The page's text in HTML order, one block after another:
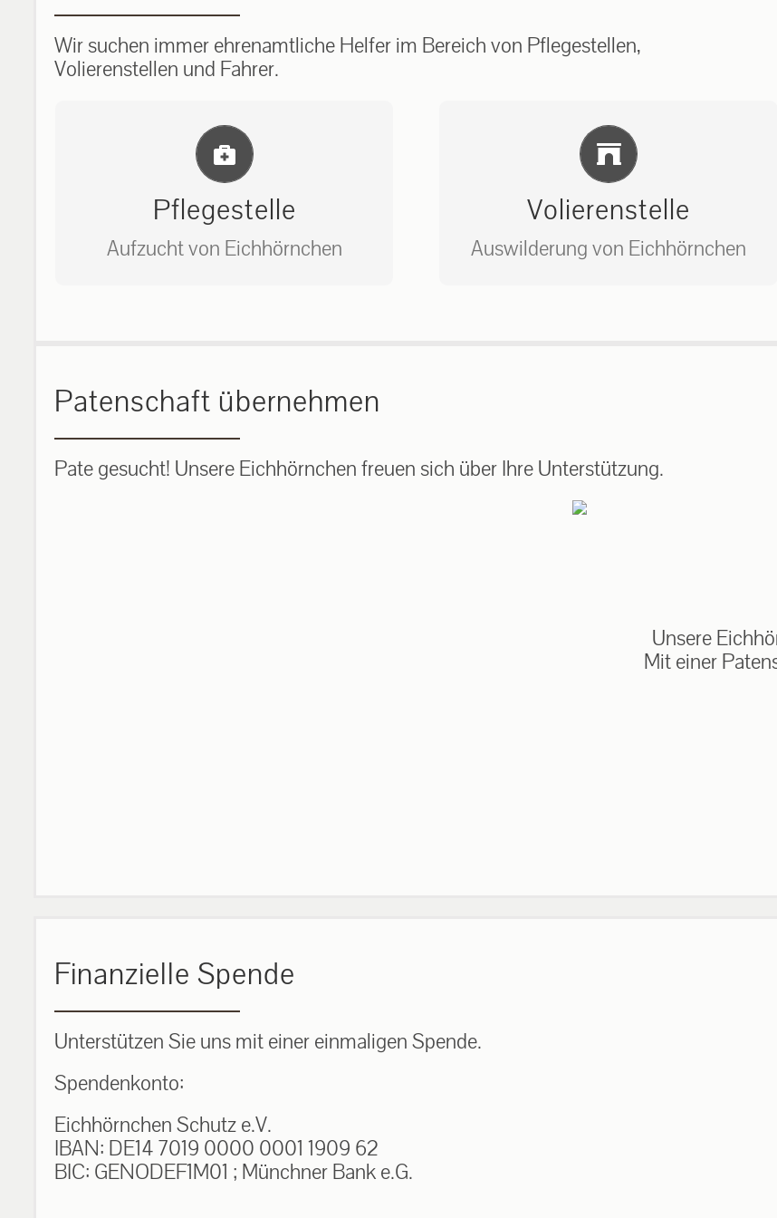
Wir suchen immer ehrenamtliche Helfer im Bereich von Pflegestellen,
Volierenstellen und Fahrer.
Pflegestelle
Aufzucht von Eichhörnchen
Einlernung und Infos
Volierenstelle
Auswilderung von Eichhörnchen
Einlernung und Infos
Patenschaft übernehmen
Pate gesucht! Unsere Eichhörnchen freuen sich über Ihre Unterstützung.
Unsere
Mit einer
Finanzielle Spende
Unterstützen Sie uns mit einer einmaligen Spende.
Spendenkonto:
Eichhörnchen Schutz e.V.
IBAN: DE14 7019 0000 0001 1909 62
BIC: GENODEF1M01 ; Münchner Bank e.G.